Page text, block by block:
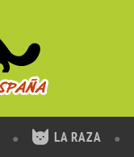
LA RAZA